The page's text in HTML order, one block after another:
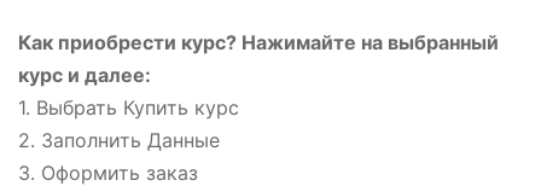
Как приобрести курс? Нажимайте на выбранный
курс и далее:
1. Выбрать Купить курс
2. Заполнить Данные
3. Оформить заказ